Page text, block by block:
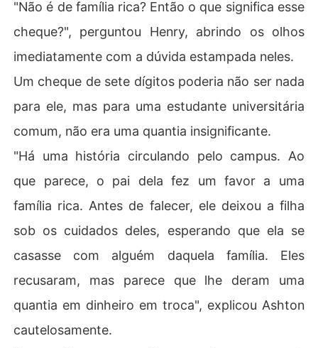
"Não é de família rica? Então o que significa esse
cheque?", perguntou Henry, abrindo os olhos
imediatamente com a dúvida estampada neles.
Um cheque de sete dígitos poderia não ser nada
para ele, mas para uma estudante universitária
comum, não era uma quantia insignificante.
"Há uma história circulando pelo campus. Ao
que parece, o pai dela fez um favor a uma
família rica. Antes de falecer, ele deixou a filha
sob os cuidados deles, esperando que ela se
casasse com alguém daquela família. Eles
recusaram, mas parece que lhe deram uma
quantia em dinheiro em troca", explicou Ashton
cautelosamente.